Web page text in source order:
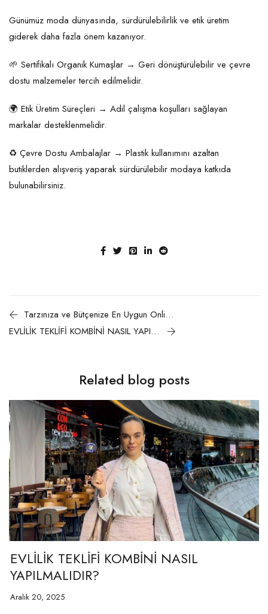
Günümüz moda dünyasında, sürdürülebilirlik ve etik üretim
giderek daha fazla önem kazanıyor.
🌱 Sertifikalı Organik Kumaşlar → Geri dönüştürülebilir ve çevre
dostu malzemeler tercih edilmelidir.
🌍 Etik Üretim Süreçleri → Adil çalışma koşulları sağlayan
markalar desteklenmelidir.
♻ Çevre Dostu Ambalajlar → Plastik kullanımını azaltan
butiklerden alışveriş yaparak sürdürülebilir modaya katkıda
bulunabilirsiniz.
Tarzınıza ve Bütçenize En Uygun Online Giyim Butiğini Nasıl Seçersiniz?
EVLİLİK TEKLİFİ KOMBİNİ NASIL YAPILMALIDIR?
Related blog posts
EVLİLİK TEKLİFİ KOMBİNİ NASIL
YAPILMALIDIR?
Aralık 20, 2025